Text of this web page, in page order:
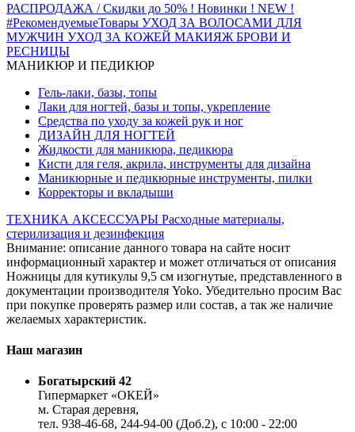
РАСПРОДАЖА / Скидки до 50% ! Новинки ! NEW !
#РекомендуемыеТовары УХОД ЗА ВОЛОСАМИ ДЛЯ
МУЖЧИН УХОД ЗА КОЖЕЙ МАКИЯЖ БРОВИ И
РЕСНИЦЫ
МАНИКЮР И ПЕДИКЮР
Гель-лаки, базы, топы
Лаки для ногтей, базы и топы, укрепление
Средства по уходу за кожей рук и ног
ДИЗАЙН ДЛЯ НОГТЕЙ
Жидкости для маникюра, педикюра
Кисти для геля, акрила, инструменты для дизайна
Маникюрные и педикюрные инструменты, пилки
Корректоры и вкладыши
ТЕХНИКА АКСЕССУАРЫ Расходные материалы,
стерилизация и дезинфекция
Внимание: описание данного товара на сайте носит
информационный характер и может отличаться от описания
Ножницы для кутикулы 9,5 см изогнутые, представленного в
документации производителя Yoko. Убедительно просим Вас
при покупке проверять размер или состав, а так же наличие
желаемых характеристик.
Наш магазин
Богатырский 42
Гипермаркет «ОКЕЙ»
м. Старая деревня,
тел. 938-46-68, 244-94-00 (Доб.2), c 10:00 - 22:00